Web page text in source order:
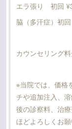
エラ張り 初回
脇（多汗症）初
カウンセリング
※当院では、価格
チや追加注入、
後の診察料、治
ほどよろしくお願